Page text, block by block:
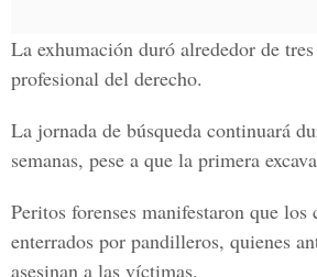
La exhumación duró alrededor de
profesional del derecho.
La jornada de búsqueda continuará
semanas, pese a que la primera
Peritos forenses manifestaron que los
enterrados por pandilleros, quienes
asesinan a las víctimas.